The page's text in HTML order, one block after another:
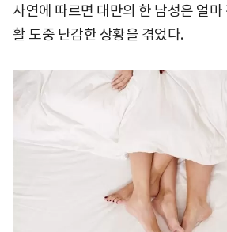
사연에 따르면 대만의 한 남성은 얼
활 도중 난감한 상황을 겪었다.